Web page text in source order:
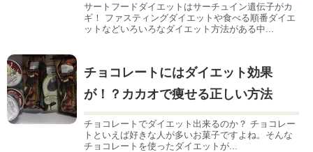
サートフードダイエットはサーチュイン遺伝子がカ
ギ！ ファスティングダイエットや食べる順番ダイエ
ットなどいろいろなダイエット方法がある中...
チョコレートにはダイエット効果
が！？カカオで痩せる正しい方法
チョコレートでダイエット出来るのか？ チョコレー
トといえば好きな人が多いお菓子ですよね。そんな
チョコレートを使ったダイエットが...